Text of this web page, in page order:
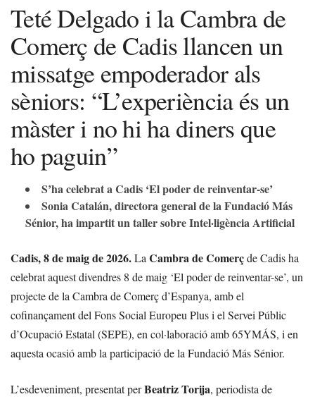
Teté Delgado i la Cambra de
Comerç de Cadis llancen un
missatge empoderador als
sèniors: “L’experiència és un
màster i no hi ha diners que
ho paguin”
S’ha celebrat a Cadis ‘El poder de reinventar-se’
Sonia Catalán, directora general de la Fundació Más
Sénior, ha impartit un taller sobre Intel·ligència Artificial
Cadis, 8 de maig de 2026.LaCambra de Comerçde Cadis ha
celebrat aquest divendres 8 de maig ‘El poder de reinventar-se’, un
projecte de la Cambra de Comerç d’Espanya, amb el
cofinançament del Fons Social Europeu Plus i el Servei Públic
d’Ocupació Estatal (SEPE), en col·laboració amb 65YMÁS, i en
aquesta ocasió amb la participació de la Fundació Más Sénior.
L’esdeveniment, presentat perBeatriz Torija, periodista de